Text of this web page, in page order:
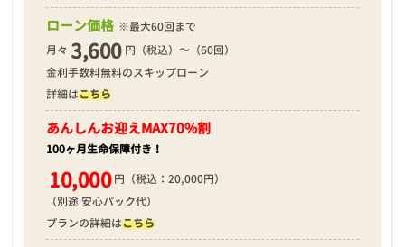
ローン価格 ※最大60回まで
月々 3,600 円（税込）～（60回）
金利手数料無料のスキップローン
詳細はこちら
あんしんお迎えMAX70%割
100ヶ月生命保障付き！
10,000 円（税込：20,000円）
（別途 安心パック代）
プランの詳細はこちら